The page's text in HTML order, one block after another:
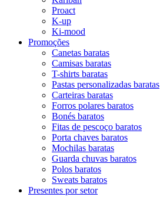
Proact
K-up
Ki-mood
Promoções
Canetas baratas
Camisas baratas
T-shirts baratas
Pastas personalizadas baratas
Carteiras baratas
Forros polares baratos
Bonés baratos
Fitas de pescoço baratos
Porta chaves baratos
Mochilas baratas
Guarda chuvas baratos
Polos baratos
Sweats baratos
Presentes por setor